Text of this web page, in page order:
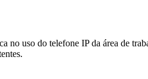
no uso do telefone IP da área de